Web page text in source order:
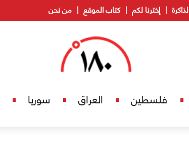
إخترنا لكم كتاب الموقع من نحن
فلسطين العراق سوريا